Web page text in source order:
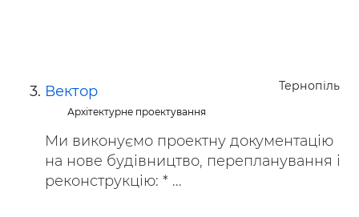
Тернопіль
Вектор
Архітектурне проектування
Ми виконуємо проектну документацію
на нове будівництво, перепланування і
реконструкцію: * ...